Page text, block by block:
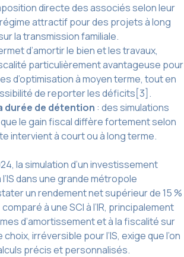
directe des associés selon leur
attractif pour des projets à long
la transmission familiale.
d’amortir le bien et les travaux,
particulièrement avantageuse pour
d’optimisation à moyen terme, tout en
de reporter les déficits[3].
durée de détention : des simulations
le gain fiscal diffère fortement selon
intervient à court ou à long terme.
la simulation d’un investissement
dans une grande métropole
un rendement net supérieur de 15 %
à une SCI à l’IR, principalement
d’amortissement et à la fiscalité sur
irréversible pour l’IS, exige que l’on
précis et personnalisés.